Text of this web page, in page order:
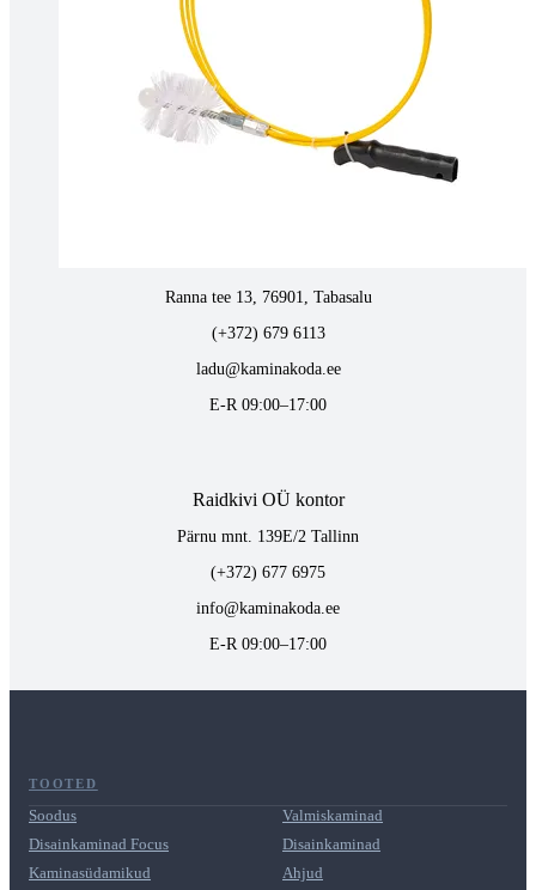
Tartus kivi töötlemine
Tähe 127E, Tartu
(+372) 747 7107
vaino@raidkivi.ee
Ranna tee 13, 76901, Tabasalu
(+372) 679 6113
ladu@kaminakoda.ee
E-R 09:00–17:00
Raidkivi OÜ kontor
Pärnu mnt. 139E/2 Tallinn
(+372) 677 6975
info@kaminakoda.ee
E-R 09:00–17:00
TOOTED
Soodus
Valmiskaminad
Disainkaminad Focus
Disainkaminad
Kaminasüdamikud
Ahjud